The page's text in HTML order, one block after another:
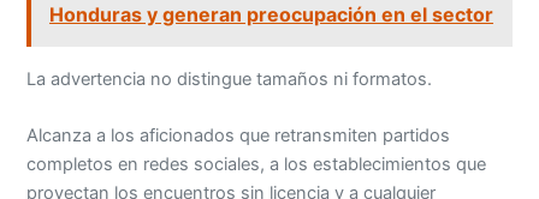
Honduras y generan preocupación en el sector
La advertencia no distingue tamaños ni formatos.
Alcanza a los aficionados que retransmiten partidos
completos en redes sociales, a los establecimientos que
proyectan los encuentros sin licencia y a cualquier